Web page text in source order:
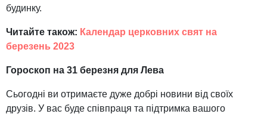
будинку.
Читайте також: Календар церковних свят на
березень 2023
Гороскоп на 31 березня для Лева
Сьогодні ви отримаєте дуже добрі новини від своїх
друзів. У вас буде співпраця та підтримка вашого